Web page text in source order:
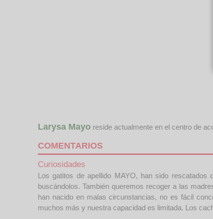
Larysa Mayo reside actualmente en el centro de
COMENTARIOS
Curiosidades
Los gatitos de apellido MAYO, han sido
buscándolos. También queremos recoger a las
han nacido en malas circunstancias, no es fácil
muchos más y nuestra capacidad es limitada. Los